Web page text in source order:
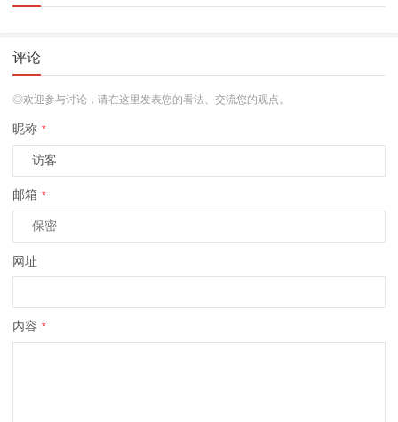
评论
◎欢迎参与讨论，请在这里发表您的看法、交流您的观点。
昵称 *
邮箱 *
网址
内容 *